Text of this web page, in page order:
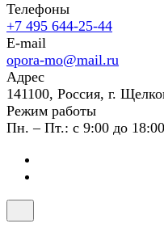
Телефоны
+7 495 644-25-44
E-mail
opora-mo@mail.ru
Адрес
141100, Россия, г.
Режим работы
Пн. – Пт.: с 9:00 до 18:00